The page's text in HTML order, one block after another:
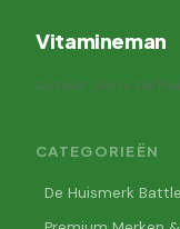
Vitamineman
Auteur: Joris
CATEGORIEËN
De Huismerk Battle